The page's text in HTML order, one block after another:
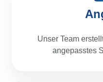
Unser Team
angepasstes